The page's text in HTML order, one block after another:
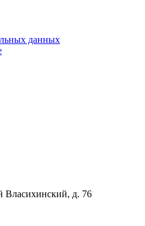
данных
Власихинский, д. 76